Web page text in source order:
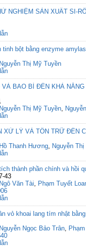
NGHIỆM SẢN XUẤT SI-
tinh bột bằng enzyme
Nguyễn Thị Mỹ Tuyền
BAO BÌ ĐẾN KHẢ
Nguyễn Thị Mỹ Tuyền,
LÝ VÀ TỒN TRỮ ĐẾN
Hồ Thanh Hương, Nguyễn
thành phần chính và hồi
43
Ngô Văn Tài, Phạm Tuyết
vỏ khoai lang tím nhật
Nguyễn Ngọc Bảo Trân,